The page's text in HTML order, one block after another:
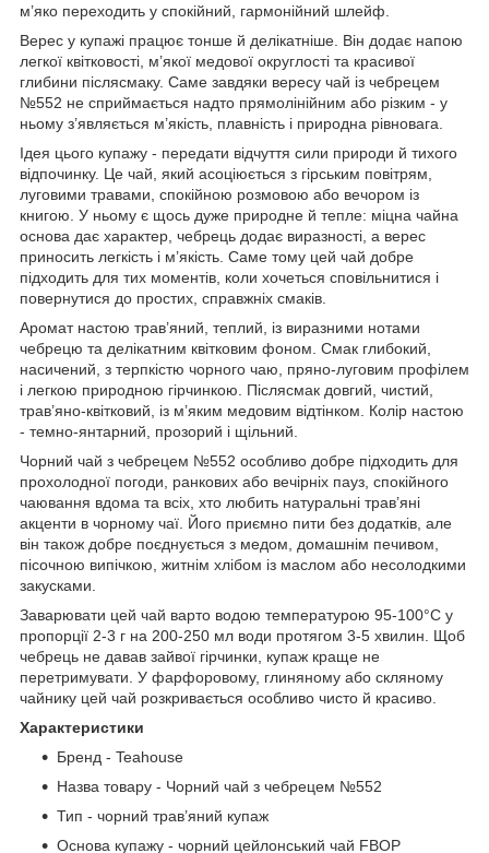
м’яко переходить у спокійний, гармонійний шлейф.
Верес у купажі працює тонше й делікатніше. Він додає напою
легкої квітковості, м’якої медової округлості та красивої
глибини післясмаку. Саме завдяки вересу чай із чебрецем
№552 не сприймається надто прямолінійним або різким - у
ньому з’являється м’якість, плавність і природна рівновага.
Ідея цього купажу - передати відчуття сили природи й тихого
відпочинку. Це чай, який асоціюється з гірським повітрям,
луговими травами, спокійною розмовою або вечором із
книгою. У ньому є щось дуже природне й тепле: міцна чайна
основа дає характер, чебрець додає виразності, а верес
приносить легкість і м’якість. Саме тому цей чай добре
підходить для тих моментів, коли хочеться сповільнитися і
повернутися до простих, справжніх смаків.
Аромат настою трав’яний, теплий, із виразними нотами
чебрецю та делікатним квітковим фоном. Смак глибокий,
насичений, з терпкістю чорного чаю, пряно-луговим профілем
і легкою природною гірчинкою. Післясмак довгий, чистий,
трав’яно-квітковий, із м’яким медовим відтінком. Колір настою
- темно-янтарний, прозорий і щільний.
Чорний чай з чебрецем №552 особливо добре підходить для
прохолодної погоди, ранкових або вечірніх пауз, спокійного
чаювання вдома та всіх, хто любить натуральні трав’яні
акценти в чорному чаї. Його приємно пити без додатків, але
він також добре поєднується з медом, домашнім печивом,
пісочною випічкою, житнім хлібом із маслом або несолодкими
закусками.
Заварювати цей чай варто водою температурою 95-100°C у
пропорції 2-3 г на 200-250 мл води протягом 3-5 хвилин. Щоб
чебрець не давав зайвої гірчинки, купаж краще не
перетримувати. У фарфоровому, глиняному або скляному
чайнику цей чай розкривається особливо чисто й красиво.
Характеристики
Бренд - Teahouse
Назва товару - Чорний чай з чебрецем №552
Тип - чорний трав’яний купаж
Основа купажу - чорний цейлонський чай FBOP